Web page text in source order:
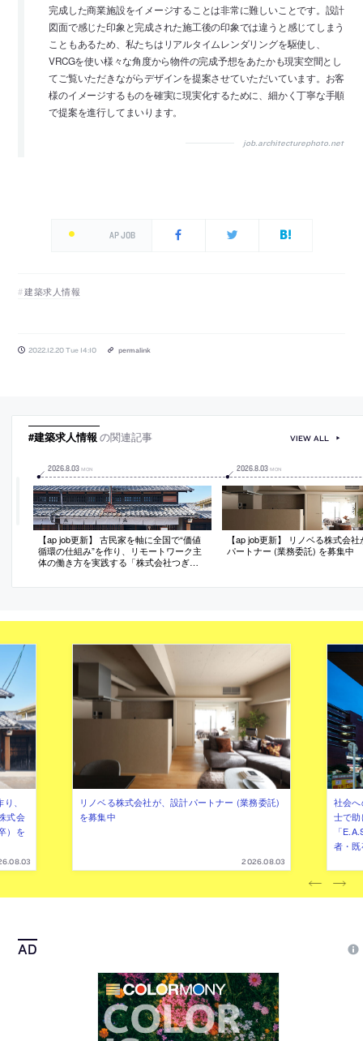
完成した商業施設をイメージすることは非常に難しいことです。設計
図面で感じた印象と完成された施工後の印象では違うと感じてしまう
こともあるため、私たちはリアルタイムレンダリングを駆使し、
VRCGを使い様々な角度から物件の完成予想をあたかも現実空間とし
てご覧いただきながらデザインを提案させていただいています。お客
様のイメージするものを確実に現実化するために、細かく丁寧な手順
で提案を進行してまいります。
job.architecturephoto.net
AP JOB
建築求人情報
2022.12.20 Tue 14:10 permalink
#建築求人情報 の関連記事
2026.8.03 MON
【ap job更新】 古民家を軸に全国で“価値
循環の仕組み”を作り、リモートワーク主
体の働き方を実践する「株式会社つぎ
を募集中
2026.8.03 MON
【ap job更新】 リノベる株式会
パートナー (業務委託) を募集中
VIEW ALL
、
式会
）を
リノベる株式会社が、設計パートナー (業務委託)
を募集中
2026.08.03
社会
士で
「
者・